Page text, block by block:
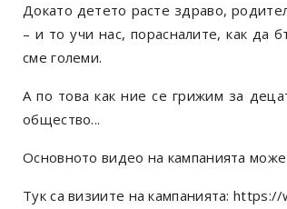
Докато детето расте здраво,
– и то учи нас, порасналите, как да
сме големи.
А по това как ние се грижим за
общество...
Основното видео на кампанията
Тук са визиите на кампанията: